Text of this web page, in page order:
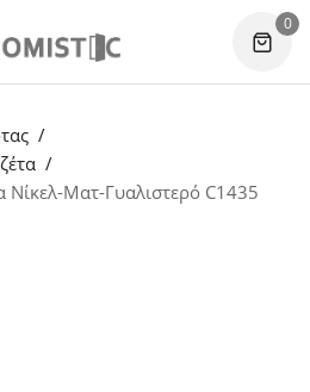
0
Ματ-Γυαλιστερό C1435